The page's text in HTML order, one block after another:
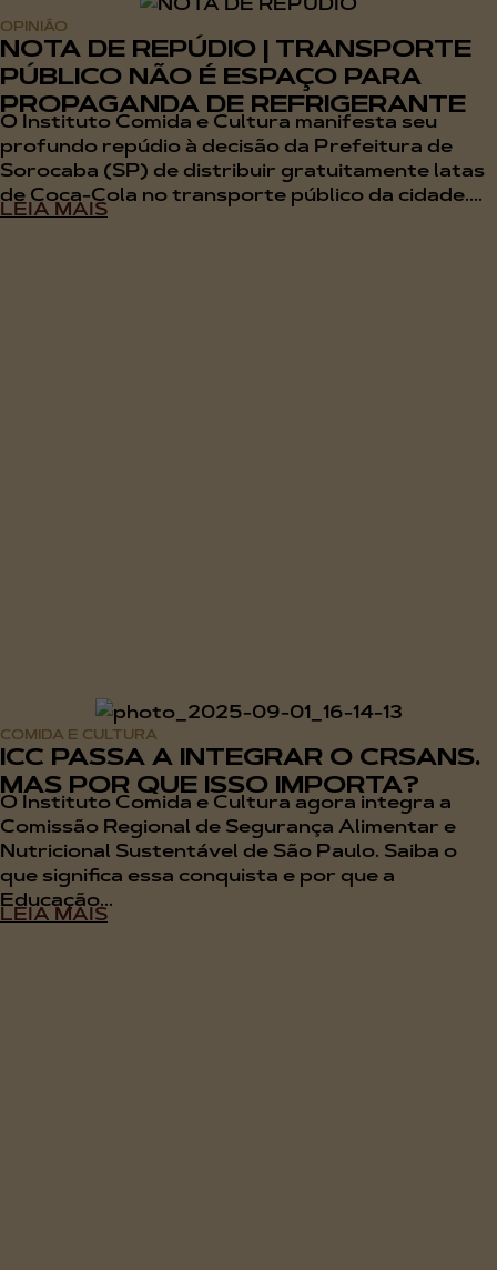
OPINIÃO
NOTA DE REPÚDIO | TRANSPORTE
PÚBLICO NÃO É ESPAÇO PARA
PROPAGANDA DE REFRIGERANTE
O Instituto Comida e Cultura manifesta seu
profundo repúdio à decisão da Prefeitura de
Sorocaba (SP) de distribuir gratuitamente latas
de Coca-Cola no transporte público da cidade....
LEIA MAIS
COMIDA E CULTURA
ICC PASSA A INTEGRAR O CRSANS.
MAS POR QUE ISSO IMPORTA?
O Instituto Comida e Cultura agora integra a
Comissão Regional de Segurança Alimentar e
Nutricional Sustentável de São Paulo. Saiba o
que significa essa conquista e por que a
Educação...
LEIA MAIS